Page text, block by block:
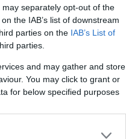
separately opt-out of the
the IAB’s list of downstream
parties on the IAB’s List of
parties.
and may gather and store
You may click to grant or
for below specified purposes